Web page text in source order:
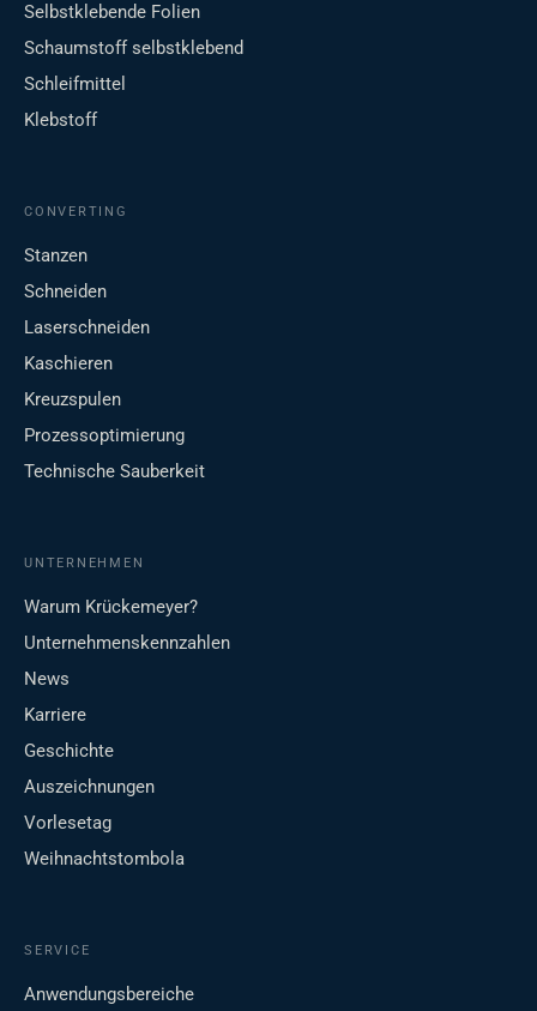
Selbstklebende Folien
Schaumstoff selbstklebend
Schleifmittel
Klebstoff
CONVERTING
Stanzen
Schneiden
Laserschneiden
Kaschieren
Kreuzspulen
Prozessoptimierung
Technische Sauberkeit
UNTERNEHMEN
Warum Krückemeyer?
Unternehmenskennzahlen
News
Karriere
Geschichte
Auszeichnungen
Vorlesetag
Weihnachtstombola
SERVICE
Anwendungsbereiche